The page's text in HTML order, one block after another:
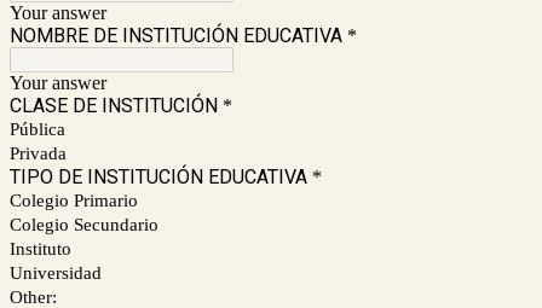
Your answer
NOMBRE DE INSTITUCIÓN EDUCATIVA *
Your answer
CLASE DE INSTITUCIÓN *
Pública
Privada
TIPO DE INSTITUCIÓN EDUCATIVA *
Colegio Primario
Colegio Secundario
Instituto
Universidad
Other: